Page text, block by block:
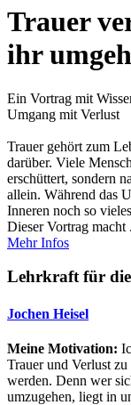
Trauer
ihr
Ein Vortrag mit
Umgang mit Verlust
Trauer gehört zum
darüber. Viele
erschüttert, sondern
allein. Während das
Inneren noch so
Dieser Vortrag macht
Mehr Infos
Lehrkraft für
Jochen Heisel
Meine Motivation:
Trauer und Verlust
werden. Denn wer
umzugehen, liegt in